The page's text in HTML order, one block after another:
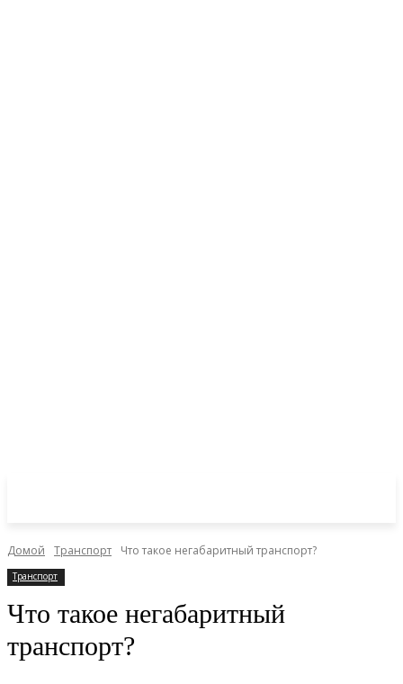
Домой Транспорт Что такое негабаритный транспорт?
Транспорт
Что такое негабаритный
транспорт?